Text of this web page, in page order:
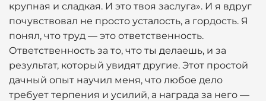
крупная и сладкая. И это твоя заслуга». И я вдруг
почувствовал не просто усталость, а гордость. Я
понял, что труд — это ответственность.
Ответственность за то, что ты делаешь, и за
результат, который увидят другие. Этот простой
дачный опыт научил меня, что любое дело
требует терпения и усилий, а награда за него —